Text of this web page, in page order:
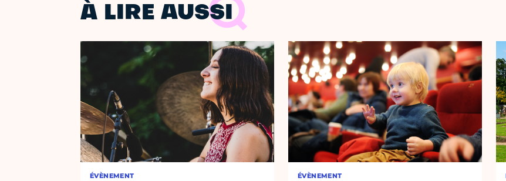
À LIRE AUSSI
ÉVÈNEMENT ÉVÈNEMENT